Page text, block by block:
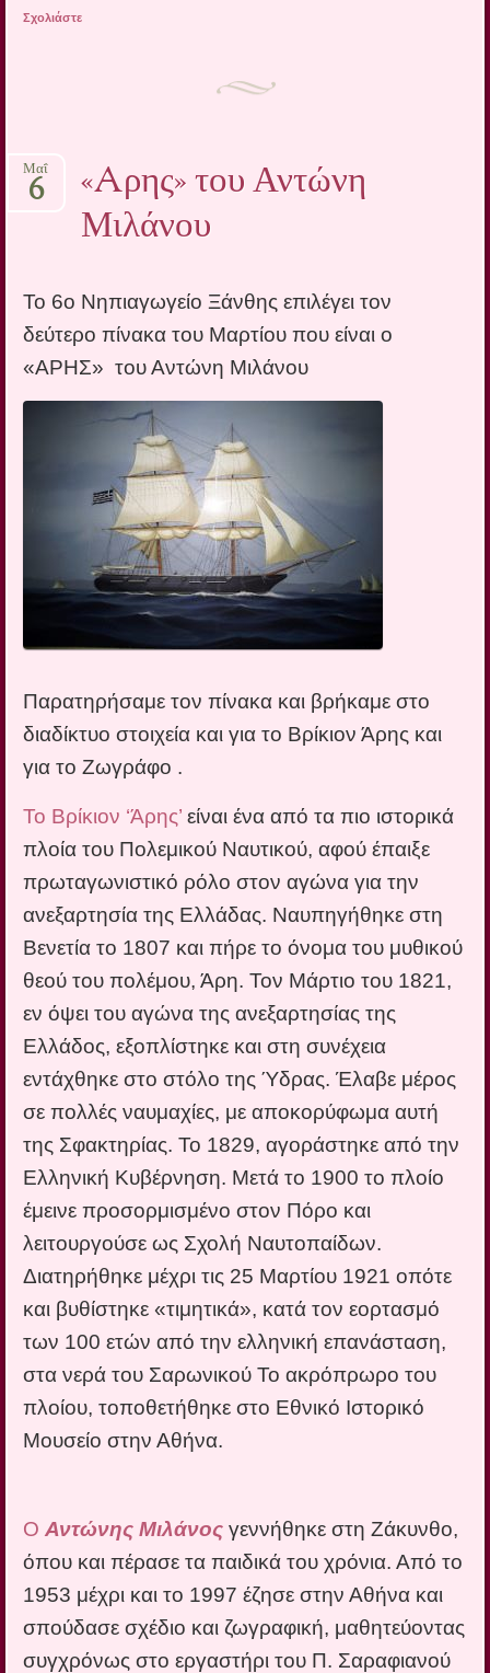
Σχολιάστε
«Aρης» του Αντώνη
Μιλάνου
Μαΐ
6
Το 6ο Νηπιαγωγείο Ξάνθης επιλέγει τον
δεύτερο πίνακα του Μαρτίου που είναι ο
«AΡΗΣ» του Αντώνη Μιλάνου
Παρατηρήσαμε τον πίνακα και βρήκαμε στο
διαδίκτυο στοιχεία και για το Βρίκιον Άρης και
για το Ζωγράφο .
Το Βρίκιον ‘Άρης’είναι ένα από τα πιο ιστορικά
πλοία του Πολεμικού Ναυτικού, αφού έπαιξε
πρωταγωνιστικό ρόλο στον αγώνα για την
ανεξαρτησία της Ελλάδας. Ναυπηγήθηκε στη
Βενετία το 1807 και πήρε το όνομα του μυθικού
θεού του πολέμου, Άρη. Τον Μάρτιο του 1821,
εν όψει του αγώνα της ανεξαρτησίας της
Ελλάδος, εξοπλίστηκε και στη συνέχεια
εντάχθηκε στο στόλο της Ύδρας. Έλαβε μέρος
σε πολλές ναυμαχίες, με αποκορύφωμα αυτή
της Σφακτηρίας. Το 1829, αγοράστηκε από την
Ελληνική Κυβέρνηση. Μετά το 1900 το πλοίο
έμεινε προσορμισμένο στον Πόρο και
λειτουργούσε ως Σχολή Ναυτοπαίδων.
Διατηρήθηκε μέχρι τις 25 Μαρτίου 1921 οπότε
και βυθίστηκε «τιμητικά», κατά τον εορτασμό
των 100 ετών από την ελληνική επανάσταση,
στα νερά του Σαρωνικού Το ακρόπρωρο του
πλοίου, τοποθετήθηκε στο Εθνικό Ιστορικό
Μουσείο στην Αθήνα.
ΟΑντώνης Μιλάνος γεννήθηκε στη Ζάκυνθο,
όπου και πέρασε τα παιδικά του χρόνια. Από το
1953 μέχρι και το 1997 έζησε στην Αθήνα και
σπούδασε σχέδιο και ζωγραφική, μαθητεύοντας
συγχρόνως στο εργαστήρι του Π. Σαραφιανού